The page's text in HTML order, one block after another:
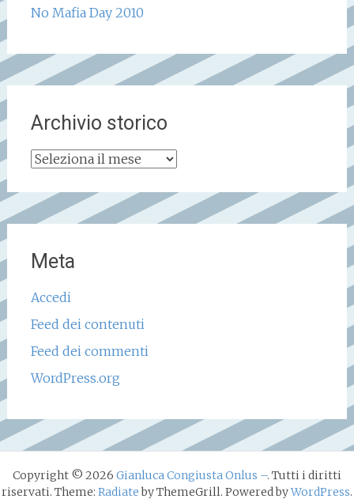
No Mafia Day 2010
Archivio storico
Archivio
Meta
Accedi
Feed dei contenuti
Feed dei commenti
WordPress.org
Copyright © 2026 Gianluca Congiusta Onlus –. Tutti i diritti
riservati. Theme: Radiateby ThemeGrill. Powered byWordPress.